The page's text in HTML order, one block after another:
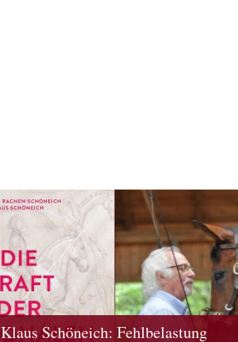
Klaus Schöneich: Fehlbelastung